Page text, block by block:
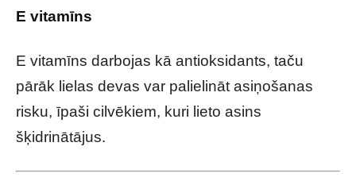
E vitamīns
E vitamīns darbojas kā antioksidants, taču
pārāk lielas devas var palielināt asiņošanas
risku, īpaši cilvēkiem, kuri lieto asins
šķidrinātājus.